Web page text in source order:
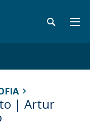
| Artur